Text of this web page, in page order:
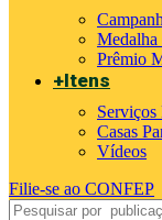
Medalha
Prêmio
+Itens
Serviços
Casas
Vídeos
Filie-se ao CONFEP